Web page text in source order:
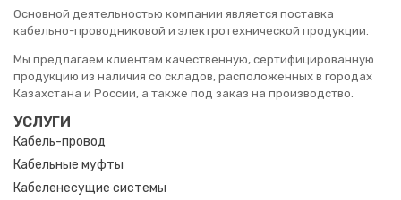
Основной деятельностью компании является поставка
кабельно-проводниковой и электротехнической продукции.
Мы предлагаем клиентам качественную, сертифицированную
продукцию из наличия со складов, расположенных в городах
Казахстана и России, а также под заказ на производство.
УСЛУГИ
Кабель-провод
Кабельные муфты
Кабеленесущие системы